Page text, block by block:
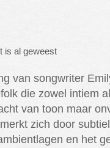
is al geweest
van songwriter
die zowel intiem
van toon maar
zich door
en het